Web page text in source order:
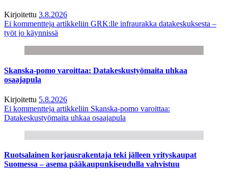
Kirjoitettu 3.8.2026
Ei kommentteja artikkeliin GRK:lle infraurakka datakeskuksesta –
työt jo käynnissä
Skanska-pomo varoittaa: Datakeskustyömaita uhkaa
osaajapula
Kirjoitettu 5.8.2026
Ei kommentteja artikkeliin Skanska-pomo varoittaa:
Datakeskustyömaita uhkaa osaajapula
Ruotsalainen korjausrakentaja teki jälleen yrityskaupat
Suomessa – asema pääkaupunkiseudulla vahvistuu